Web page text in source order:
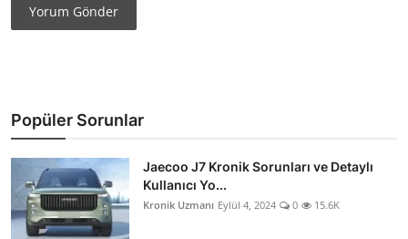
Yorum Gönder
Popüler Sorunlar
Jaecoo J7 Kronik Sorunları ve Detaylı
Kullanıcı Yo...
Kronik Uzmanı Eylül 4, 2024 0 15.6K